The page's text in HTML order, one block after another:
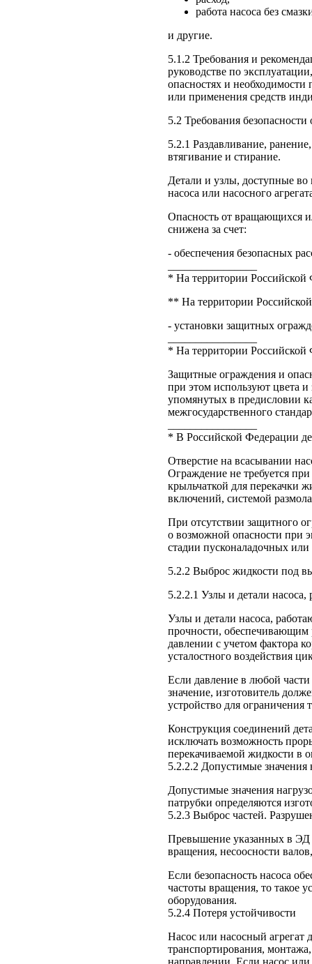
работа насоса без
и другие.
5.1.2 Требования и
руководстве по
опасностях и
или применения средств
5.2 Требования
5.2.1 Раздавливание,
втягивание и стирание.
Детали и узлы, доступные
насоса или насосного
Опасность от вращающихся
снижена за счет:
- обеспечения безопасных
* На территории
** На территории
- установки защитных
* На территории
Защитные ограждения и
при этом используют цвета
упомянутых в предисловии
межгосударственного
* В Российской Федерации
Отверстие на всасывании
Ограждение не требуется
крыльчаткой для перекачки
включений, системой
При отсутствии защитного
о возможной опасности при
стадии пусконаладочных
5.2.2 Выброс жидкости под
5.2.2.1 Узлы и детали
Узлы и детали насоса,
прочности, обеспечивающим
давлении с учетом фактора
усталостного воздействия
Если давление в любой
значение, изготовитель
устройство для ограничения
Конструкция соединений
исключать возможность
перекачиваемой жидкости в
5.2.2.2 Допустимые значения
Допустимые значения
патрубки определяются
5.2.3 Выброс частей.
Превышение указанных в ЭД
вращения, несоосности
Если безопасность насоса
частоты вращения, то такое
оборудования.
5.2.4 Потеря устойчивости
Насос или насосный
транспортирования,
направлении. Если насос или